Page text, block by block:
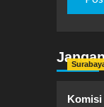
Komisi